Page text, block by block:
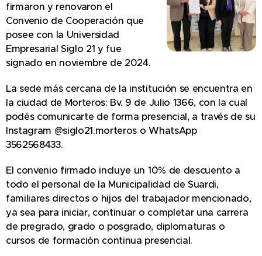
firmaron y renovaron el
Convenio de Cooperación que
posee con la Universidad
Empresarial Siglo 21 y fue
signado en noviembre de 2024.
La sede más cercana de la institución se encuentra en
la ciudad de Morteros: Bv. 9 de Julio 1366, con la cual
podés comunicarte de forma presencial, a través de su
Instagram @siglo21.morteros o WhatsApp
3562568433.
El convenio firmado incluye un 10% de descuento a
todo el personal de la Municipalidad de Suardi,
familiares directos o hijos del trabajador mencionado,
ya sea para iniciar, continuar o completar una carrera
de pregrado, grado o posgrado, diplomaturas o
cursos de formación continua presencial.